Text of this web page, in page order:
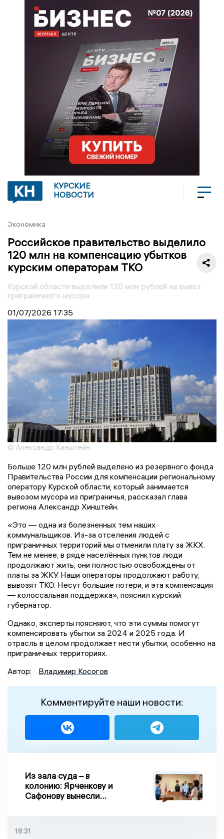
КУРСКИЕ
НОВОСТИ
Экономика
Российское правительство выделило
120 млн на компенсацию убытков
курским операторам ТКО
Курской области выделили 120 млн рублей на вывоз
приграничного мусора
01/07/2026 17:35
© Александр Хинштейн
Больше 120 млн рублей выделено из резервного фонда
Правительства России для компенсации региональному
оператору Курской области, который занимается
вывозом мусора из приграничья, рассказал глава
региона Александр Хинштейн.
«Это — одна из болезненных тем наших
коммунальщиков. Из-за отселения людей с
приграничных территорий мы отменили плату за ЖКХ.
Тем не менее, в ряде населённых пунктов люди
продолжают жить, они полностью освобождены от
платы за ЖКУ. Наши операторы продолжают работу,
вывозят ТКО. Несут большие потери, и эта компенсация
— колоссальная поддержка», пояснил курский
губернатор.
Однако, эксперты поясняют, что эти суммы помогут
компенсировать убытки за 2024 и 2025 года. И
отрасль в целом продолжает нести убытки, особенно на
приграничных территориях.
Автор:
Владимир Косогов
Комментируйте наши новости:
Из зала суда – в
колонию: Ярченкову и
Сафонову вынесли
18:31